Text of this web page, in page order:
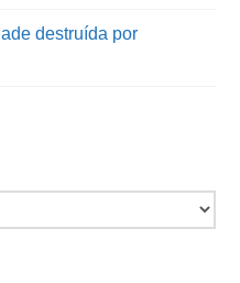
destruída por